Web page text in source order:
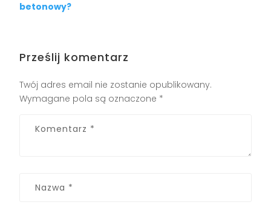
betonowy?
Prześlij komentarz
Twój adres email nie zostanie opublikowany.
Wymagane pola są oznaczone *